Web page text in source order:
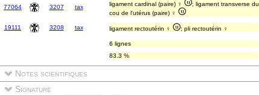
77064 3207 tax ligament cardinal (paire) ♀
; ligament transverse du
cou de l'utérus (paire) ♀
19111 3208 tax ligament rectoutérin ♀ ; pli rectoutérin ♀
6 lignes
83.3 %
Notes scientifiques
Signature